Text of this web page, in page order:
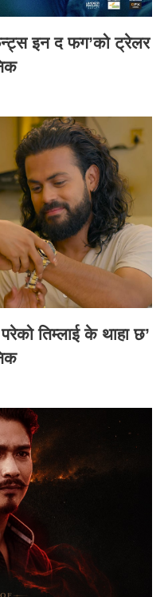
इन द फग’को ट्रेलर
तिम्लाई के थाहा छ’